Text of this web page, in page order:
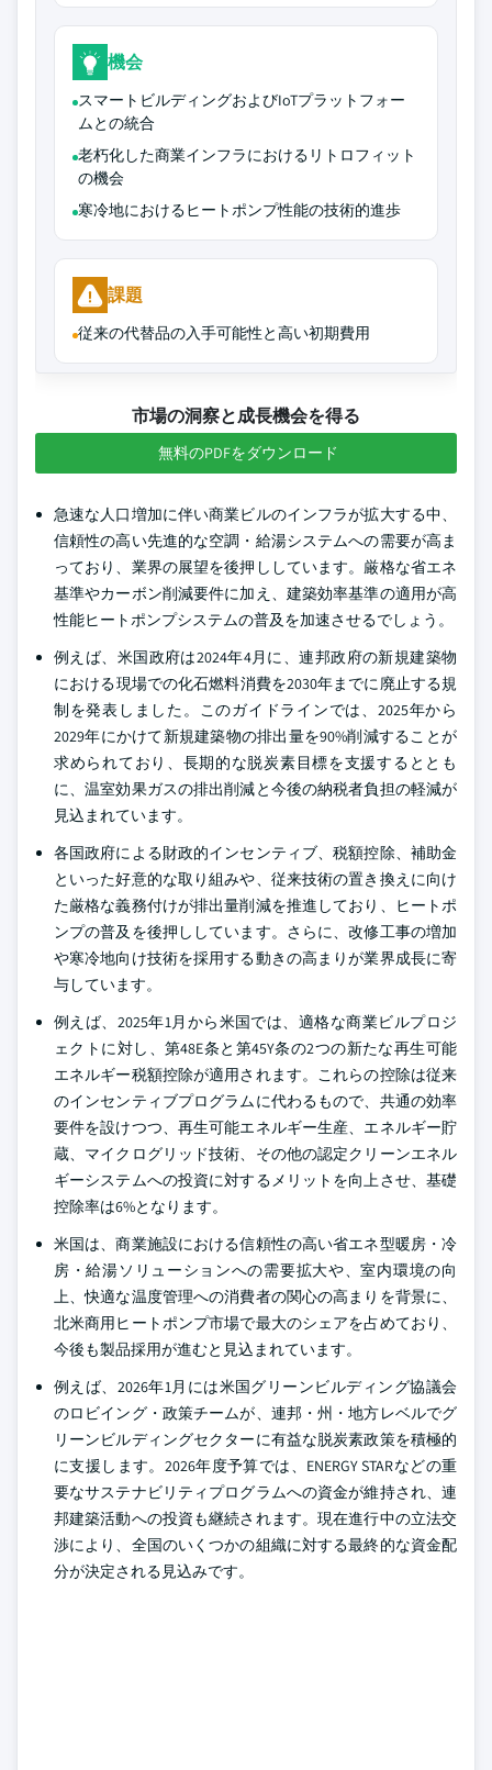
機会
スマートビルディングおよびIoTプラットフォー
ムとの統合
老朽化した商業インフラにおけるリトロフィット
の機会
寒冷地におけるヒートポンプ性能の技術的進歩
課題
従来の代替品の入手可能性と高い初期費用
市場の洞察と成長機会を得る
無料のPDFをダウンロード
急速な人口増加に伴い商業ビルのインフラが拡大する中、
信頼性の高い先進的な空調・給湯システムへの需要が高ま
っており、業界の展望を後押ししています。厳格な省エネ
基準やカーボン削減要件に加え、建築効率基準の適用が高
性能ヒートポンプシステムの普及を加速させるでしょう。
例えば、米国政府は2024年4月に、連邦政府の新規建築物
における現場での化石燃料消費を2030年までに廃止する規
制を発表しました。このガイドラインでは、2025年から
2029年にかけて新規建築物の排出量を90%削減することが
求められており、長期的な脱炭素目標を支援するととも
に、温室効果ガスの排出削減と今後の納税者負担の軽減が
見込まれています。
各国政府による財政的インセンティブ、税額控除、補助金
といった好意的な取り組みや、従来技術の置き換えに向け
た厳格な義務付けが排出量削減を推進しており、ヒートポ
ンプの普及を後押ししています。さらに、改修工事の増加
や寒冷地向け技術を採用する動きの高まりが業界成長に寄
与しています。
例えば、2025年1月から米国では、適格な商業ビルプロジ
ェクトに対し、第48E条と第45Y条の2つの新たな再生可能
エネルギー税額控除が適用されます。これらの控除は従来
のインセンティブプログラムに代わるもので、共通の効率
要件を設けつつ、再生可能エネルギー生産、エネルギー貯
蔵、マイクログリッド技術、その他の認定クリーンエネル
ギーシステムへの投資に対するメリットを向上させ、基礎
控除率は6%となります。
米国は、商業施設における信頼性の高い省エネ型暖房・冷
房・給湯ソリューションへの需要拡大や、室内環境の向
上、快適な温度管理への消費者の関心の高まりを背景に、
北米商用ヒートポンプ市場で最大のシェアを占めており、
今後も製品採用が進むと見込まれています。
例えば、2026年1月には米国グリーンビルディング協議会
のロビイング・政策チームが、連邦・州・地方レベルでグ
リーンビルディングセクターに有益な脱炭素政策を積極的
に支援します。2026年度予算では、ENERGY STARなどの重
要なサステナビリティプログラムへの資金が維持され、連
邦建築活動への投資も継続されます。現在進行中の立法交
渉により、全国のいくつかの組織に対する最終的な資金配
分が決定される見込みです。